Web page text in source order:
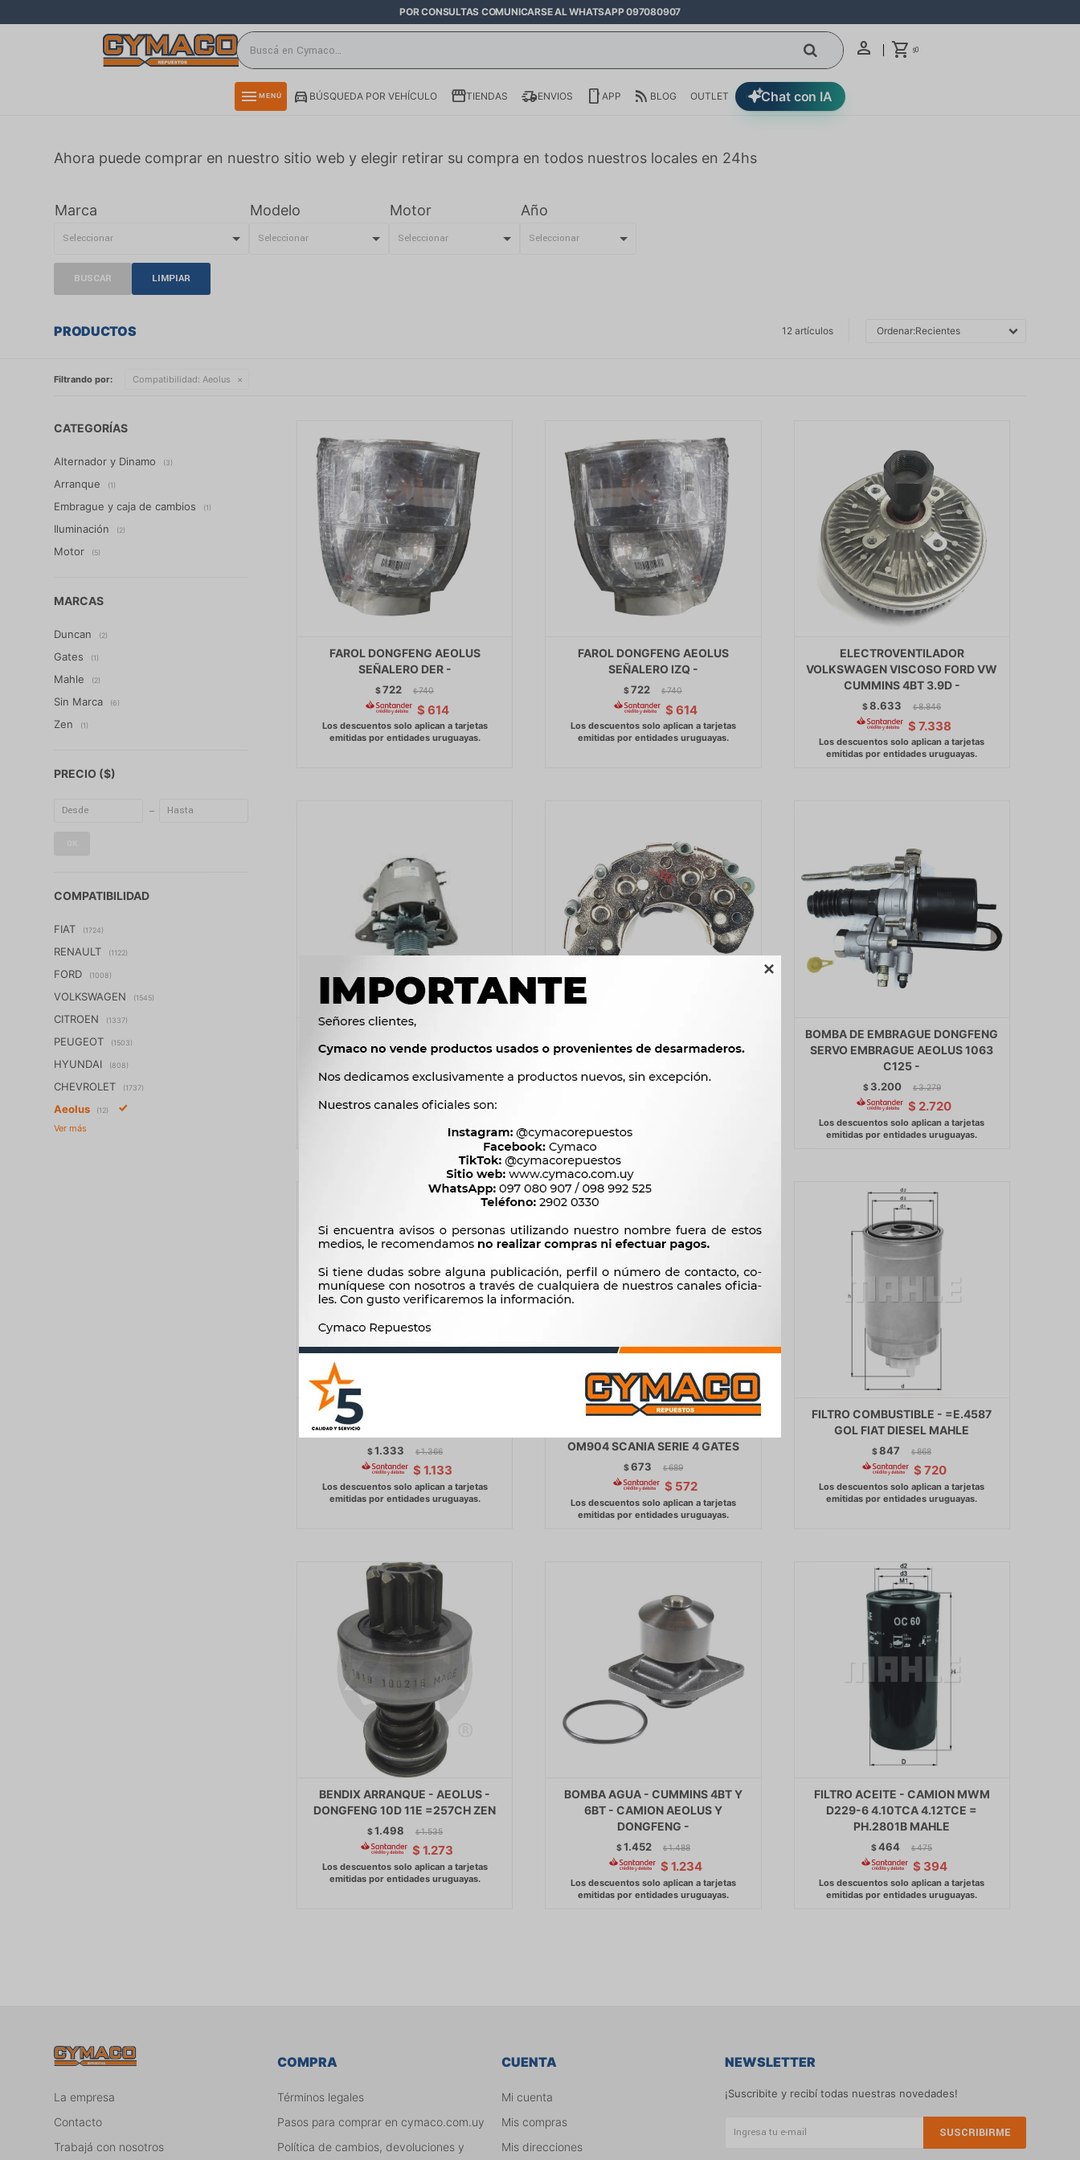

POR CONSULTAS COMUNICARSE AL WHATSAPP 097080907
$0
menu MENÚ Chat con IA
BÚSQUEDA POR VEHÍCULO TIENDAS ENVIOS APP BLOG OUTLET
Ahora puede comprar en nuestro sitio web y elegir retirar su compra en todos nuestros locales en 24hs
Marca Modelo Motor Año
BUSCAR LIMPIAR
PRODUCTOS 12 artículos Recientes
Filtrando por: Compatibilidad: Aeolus
FAROL DONGFENG AEOLUS
SEÑALERO DER -
$722 $ 740
$ 614
FAROL DONGFENG AEOLUS
SEÑALERO IZQ -
$722 $ 740
$ 614
ELECTROVENTILADOR
VOLKSWAGEN VISCOSO FORD VW
CUMMINS 4BT 3.9D -
$8.633 $ 8.846
$ 7.338
CUMMINS 24V 45A AEOLUS 1063
13.533
$ 11.503
CHINO AEOLUS 1063 C125 DUNCAN
1.692
BOMBA DE EMBRAGUE DONGFENG
SERVO EMBRAGUE AEOLUS 1063
C125 -
$ 3.200 $ 3.279
$ 2.720
REGULADOR VOLTAJE - AEOLUS
$1.333 $ 1.366
$ 1.133
CORREA ALTERNADOR AEOLUS
OM904 SCANIA SERIE 4 GATES
$673 $ 689
$ 572
FILTRO COMBUSTIBLE - =E.4587
GOL FIAT DIESEL MAHLE
$847 $ 868
$ 720
BENDIX ARRANQUE - AEOLUS -
DONGFENG 10D 11E =257CH ZEN
$1.498 $ 1.535
$ 1.273
BOMBA AGUA - CUMMINS 4BT Y
6BT - CAMION AEOLUS Y
DONGFENG -
$1.452 $ 1.488
$ 1.234
FILTRO ACEITE - CAMION MWM
D229-6 4.10TCA 4.12TCE =
PH.2801B MAHLE
$464 $ 475
$ 394
CATEGORÍAS
Alternador y Dinamo (3)
Arranque (1)
Embrague y caja de cambios (1)
Iluminación (2)
Motor (5)
MARCAS
Duncan (2)
Gates (1)
Mahle (2)
Sin Marca (6)
Zen (1)
PRECIO ($)
COMPATIBILIDAD
FIAT (1724)
RENAULT (1122)
FORD (1008)
VOLKSWAGEN (1545)
CITROEN (1337)
PEUGEOT (1503)
HYUNDAI (808)
CHEVROLET (1737)
Aeolus (12)
La empresa
Contacto
Trabajá con nosotros
COMPRA
Términos legales
Pasos para comprar en cymaco.com.uy
Política de cambios, devoluciones y
CUENTA
Mi cuenta
Mis compras
Mis direcciones
NEWSLETTER
¡Suscribite y recibí todas nuestras novedades!
SUSCRIBIRME
close
directions_car
smartphone